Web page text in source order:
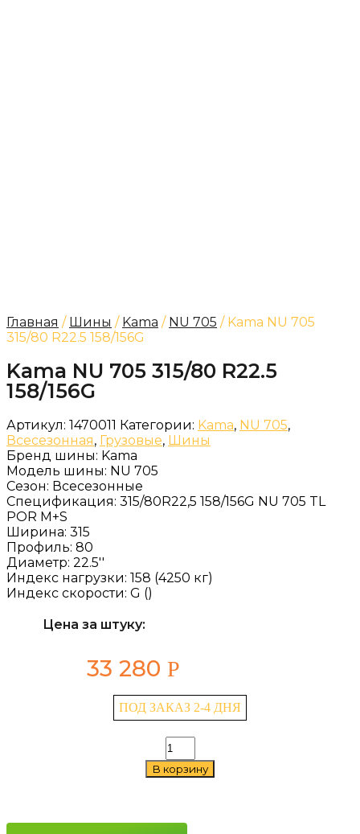
Главная / Шины / Kama / NU 705 / Kama NU 705
315/80 R22.5 158/156G
Kama NU 705 315/80 R22.5
158/156G
Артикул: 1470011 Категории: Kama, NU 705,
Всесезонная, Грузовые, Шины
Бренд шины: Kama
Модель шины: NU 705
Сезон: Всесезонные
Спецификация: 315/80R22,5 158/156G NU 705 TL
POR M+S
Ширина: 315
Профиль: 80
Диаметр: 22.5''
Индекс нагрузки: 158 (4250 кг)
Индекс скорости: G ()
Цена за штуку:
33 280 Р
ПОД ЗАКАЗ 2-4 ДНЯ
Количество
товара
Kama
R22.5
В корзину